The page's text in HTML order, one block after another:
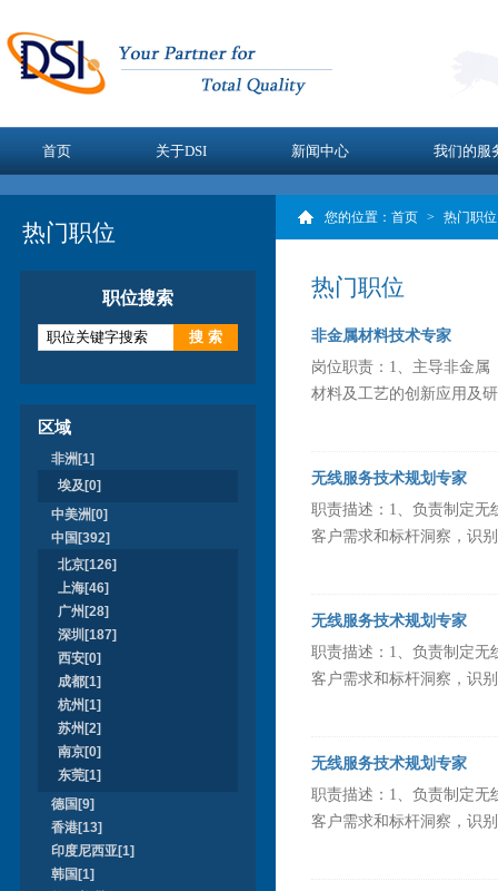
首页 关于DSI 新闻中心 我们的服
热门职位
职位搜索
区域
非洲[1]
埃及[0]
中美洲[0]
中国[392]
北京[126]
上海[46]
广州[28]
深圳[187]
西安[0]
成都[1]
杭州[1]
苏州[2]
南京[0]
东莞[1]
德国[9]
香港[13]
印度尼西亚[1]
韩国[1]
您的位置： 首页 > 热门职位
热门职位
非金属材料技术专家
岗位职责：1、主导非金
材料及工艺的创新应用及
无线服务技术规划专家
职责描述：1、负责制定无
客户需求和标杆洞察，识
无线服务技术规划专家
职责描述：1、负责制定无
客户需求和标杆洞察，识
无线服务技术规划专家
职责描述：1、负责制定无
客户需求和标杆洞察，识